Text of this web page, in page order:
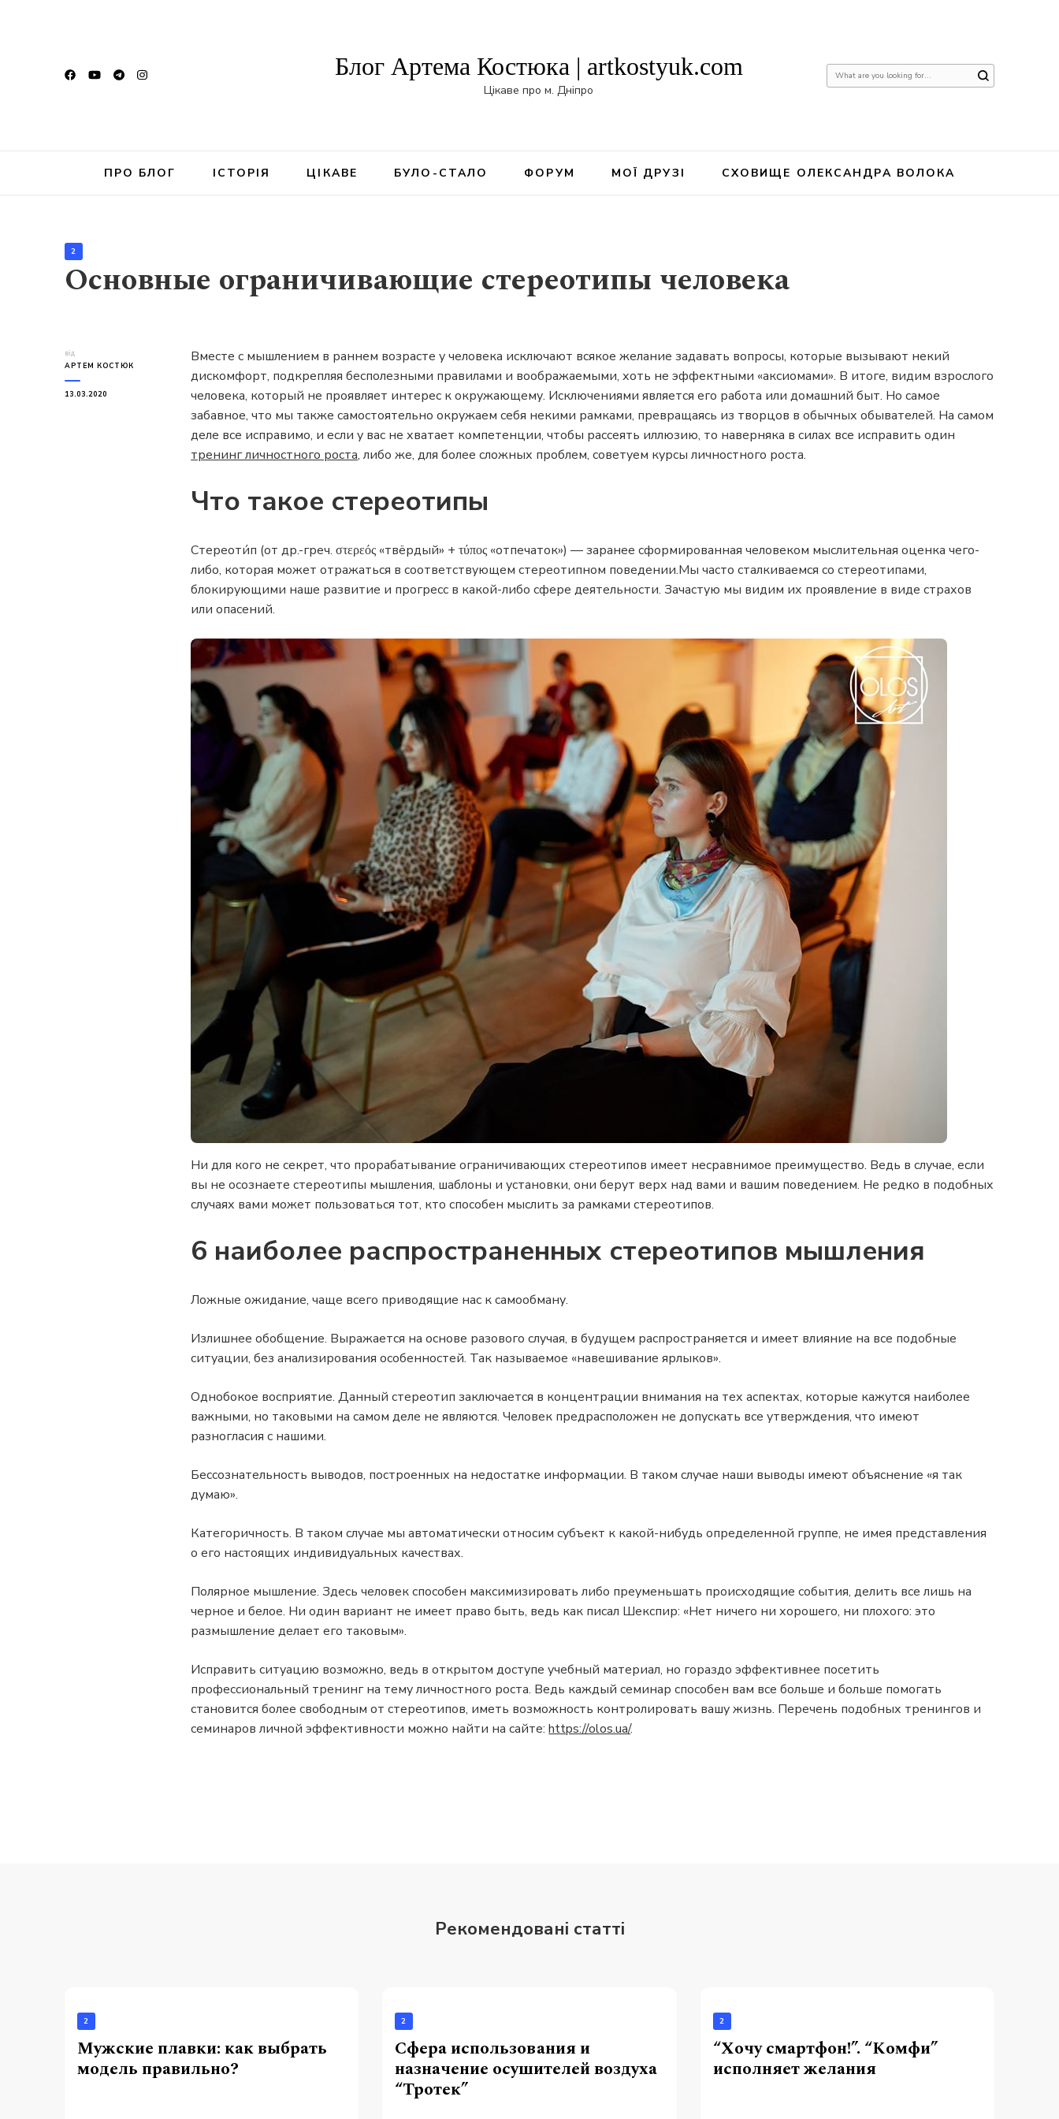
Блог Артема Костюка | artkostyuk.com
Цікаве про м. Дніпро
Шукаєте
щось?
ПРО БЛОГ ІСТОРІЯ ЦІКАВЕ БУЛО-СТАЛО ФОРУМ МОЇ ДРУЗІ СХОВИЩЕ ОЛЕКСАНДРА ВОЛОКА
2
Основные ограничивающие стереотипы человека
від
АРТЕМ КОСТЮК
13.03.2020
Вместе с мышлением в раннем возрасте у человека исключают всякое желание задавать вопросы, которые вызывают некий
дискомфорт, подкрепляя бесполезными правилами и воображаемыми, хоть не эффектными «аксиомами». В итоге, видим взрослого
человека, который не проявляет интерес к окружающему. Исключениями является его работа или домашний быт. Но самое
забавное, что мы также самостоятельно окружаем себя некими рамками, превращаясь из творцов в обычных обывателей. На самом
деле все исправимо, и если у вас не хватает компетенции, чтобы рассеять иллюзию, то наверняка в силах все исправить один
тренинг личностного роста, либо же, для более сложных проблем, советуем курсы личностного роста.
Что такое стереотипы
Стереоти́п (от др.-греч. στερεός «твёрдый» + τύπος «отпечаток») — заранее сформированная человеком мыслительная оценка чего-
либо, которая может отражаться в соответствующем стереотипном поведении.Мы часто сталкиваемся со стереотипами,
блокирующими наше развитие и прогресс в какой-либо сфере деятельности. Зачастую мы видим их проявление в виде страхов
или опасений.
Ни для кого не секрет, что прорабатывание ограничивающих стереотипов имеет несравнимое преимущество. Ведь в случае, если
вы не осознаете стереотипы мышления, шаблоны и установки, они берут верх над вами и вашим поведением. Не редко в подобных
случаях вами может пользоваться тот, кто способен мыслить за рамками стереотипов.
6 наиболее распространенных стереотипов мышления
Ложные ожидание, чаще всего приводящие нас к самообману.
Излишнее обобщение. Выражается на основе разового случая, в будущем распространяется и имеет влияние на все подобные
ситуации, без анализирования особенностей. Так называемое «навешивание ярлыков».
Однобокое восприятие. Данный стереотип заключается в концентрации внимания на тех аспектах, которые кажутся наиболее
важными, но таковыми на самом деле не являются. Человек предрасположен не допускать все утверждения, что имеют
разногласия с нашими.
Бессознательность выводов, построенных на недостатке информации. В таком случае наши выводы имеют объяснение «я так
думаю».
Категоричность. В таком случае мы автоматически относим субъект к какой-нибудь определенной группе, не имея представления
о его настоящих индивидуальных качествах.
Полярное мышление. Здесь человек способен максимизировать либо преуменьшать происходящие события, делить все лишь на
черное и белое. Ни один вариант не имеет право быть, ведь как писал Шекспир: «Нет ничего ни хорошего, ни плохого: это
размышление делает его таковым».
Исправить ситуацию возможно, ведь в открытом доступе учебный материал, но гораздо эффективнее посетить
профессиональный тренинг на тему личностного роста. Ведь каждый семинар способен вам все больше и больше помогать
становится более свободным от стереотипов, иметь возможность контролировать вашу жизнь. Перечень подобных тренингов и
семинаров личной эффективности можно найти на сайте:https://olos.ua/.
Рекомендовані статті
2
Мужские плавки: как выбрать
модель правильно?
2
Сфера использования и
назначение осушителей воздуха
“Тротек”
2
“Хочу смартфон!”. “Комфи”
исполняет желания